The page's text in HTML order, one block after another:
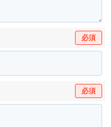
必須
必須